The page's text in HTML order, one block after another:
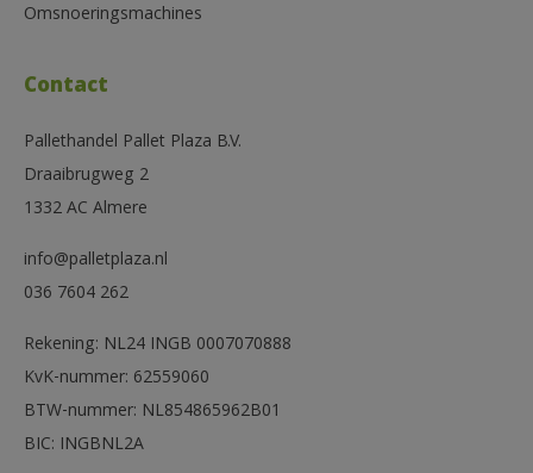
Omsnoeringsmachines
Contact
Pallethandel Pallet Plaza B.V.
Draaibrugweg 2
1332 AC Almere
info@palletplaza.nl
036 7604 262
Rekening: NL24 INGB 0007070888
KvK-nummer: 62559060
BTW-nummer: NL854865962B01
BIC: INGBNL2A